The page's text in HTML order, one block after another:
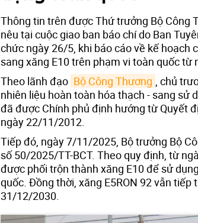
Thông tin trên được Thứ trưởng Bộ Công
nêu tại cuộc giao ban báo chí do Ban
chức ngày 26/5, khi báo cáo về kế hoạch
sang xăng E10 trên phạm vi toàn quốc từ
Theo lãnh đạo Bộ Công Thương , chủ
nhiên liệu hoàn toàn hóa thạch - sang sử
đã được Chính phủ định hướng từ Quyết
ngày 22/11/2012.
Tiếp đó, ngày 7/11/2025, Bộ trưởng Bộ
số 50/2025/TT-BCT. Theo quy định, từ
được phối trộn thành xăng E10 để sử
quốc. Đồng thời, xăng E5RON 92 vẫn
31/12/2030.